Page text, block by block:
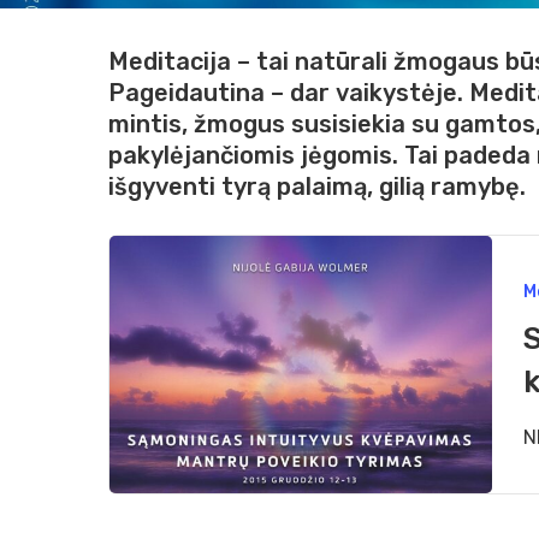
Hit enter to search or ESC to close
Meditacija – tai natūrali žmogaus
Pageidautina – dar vaikystėje.
mintis, žmogus susisiekia su
pakylėjančiomis jėgomis. Tai padeda
išgyventi tyrą palaimą, gilią ramybę.